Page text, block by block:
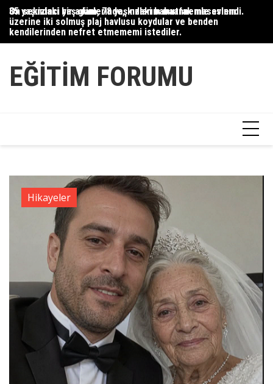
Skip
content
35 yaşındaki bir adam, 78 yaşındaki babaannemle evlendi.
On sekizinci yaş günlerinde, kızlarım mutfak masasının
üzerine iki solmuş plaj havlusu koydular ve benden
kendilerinden nefret etmememi istediler.
EĞITIM FORUMU
Hikayeler